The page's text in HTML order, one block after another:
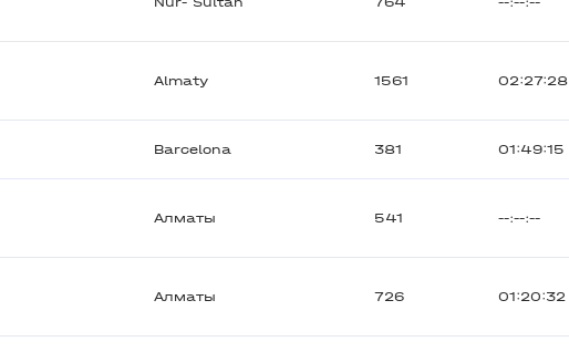
Almaty 1561 02:27:28
Barcelona 381 01:49:15
Алматы 541 --:--:--
Алматы 726 01:20:32